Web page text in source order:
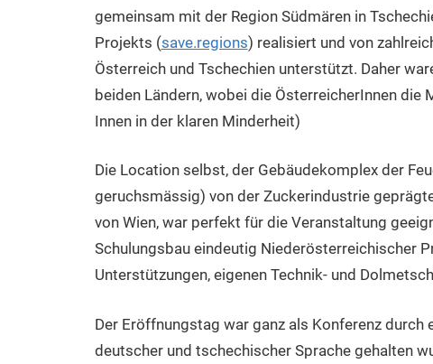
gemeinsam mit der Region Südmären in
Projekts (save.regions) realisiert und von
Österreich und Tschechien unterstützt. Daher
beiden Ländern, wobei die ÖsterreicherInnen
Innen in der klaren Minderheit)
Die Location selbst, der Gebäudekomplex der
geruchsmässig) von der Zuckerindustrie
von Wien, war perfekt für die Veranstaltung
Schulungsbau eindeutig Niederösterreichischer
Unterstützungen, eigenen Technik- und
Der Eröffnungstag war ganz als Konferenz
deutscher und tschechischer Sprache gehalten